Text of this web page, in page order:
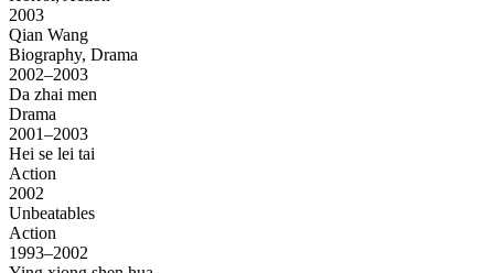
2003
Qian Wang
Biography, Drama
2002–2003
Da zhai men
Drama
2001–2003
Hei se lei tai
Action
2002
Unbeatables
Action
1993–2002